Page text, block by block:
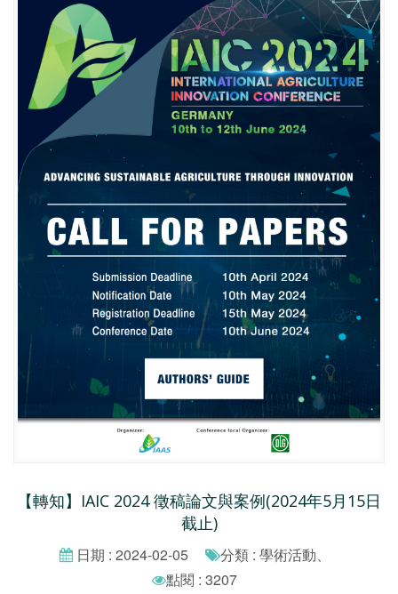
【轉知】IAIC 2024 徵稿論文與案例(2024年5月15日
截止)
日期 : 2024-02-05
分類 : 學術活動、
點閱 : 3207